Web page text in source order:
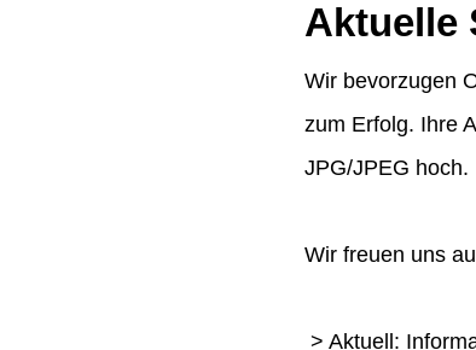
Aktuelle
Wir bevorzugen
zum Erfolg. Ihre
JPG/JPEG hoch.
Wir freuen uns
> Aktuell: